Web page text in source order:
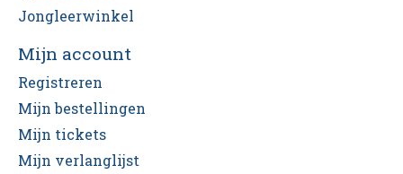
Jongleerwinkel
Mijn account
Registreren
Mijn bestellingen
Mijn tickets
Mijn verlanglijst